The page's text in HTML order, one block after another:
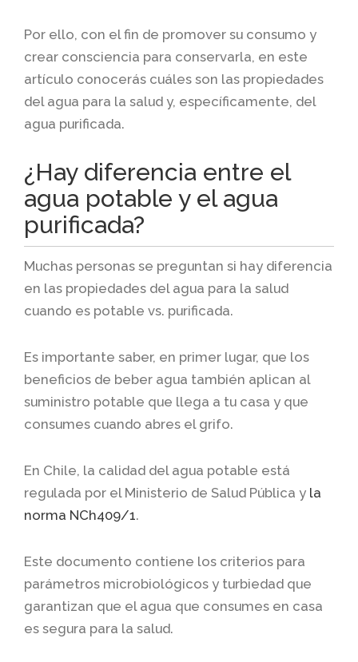
Por ello, con el fin de promover su consumo y
crear consciencia para conservarla, en este
artículo conocerás cuáles son las propiedades
del agua para la salud y, específicamente, del
agua purificada.
¿Hay diferencia entre el
agua potable y el agua
purificada?
Muchas personas se preguntan si hay diferencia
en las propiedades del agua para la salud
cuando es potable vs. purificada.
Es importante saber, en primer lugar, que los
beneficios de beber agua también aplican al
suministro potable que llega a tu casa y que
consumes cuando abres el grifo.
En Chile, la calidad del agua potable está
regulada por el Ministerio de Salud Pública y la
norma NCh409/1.
Este documento contiene los criterios para
parámetros microbiológicos y turbiedad que
garantizan que el agua que consumes en casa
es segura para la salud.